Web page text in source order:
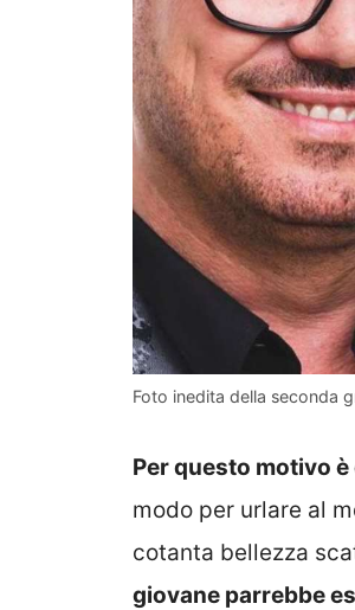
Foto inedita della seconda
Per questo motivo
modo per urlare al
cotanta bellezza
giovane parrebbe